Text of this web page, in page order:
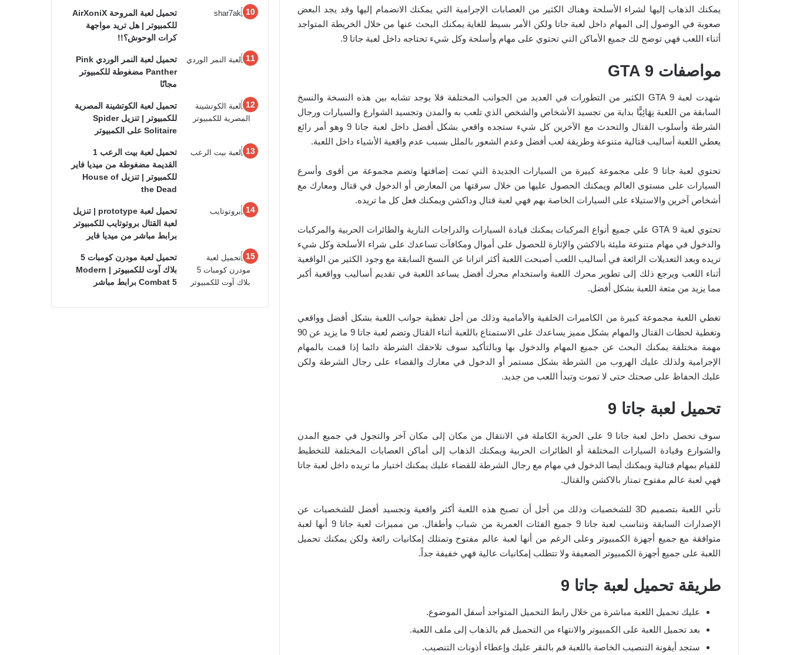
يمكنك الذهاب إليها لشراء الأسلحة وهناك الكثير من العصابات الإجرامية التي يمكنك الانضمام إليها وقد يجد البعض
صعوبة في الوصول إلى المهام داخل لعبة جاتا ولكن الأمر بسيط للغاية يمكنك البحث عنها من خلال الخريطة المتواجد
أثناء اللعب فهي توضح لك جميع الأماكن التي تحتوي على مهام وأسلحة وكل شيء تحتاجه داخل لعبة جاتا 9.
مواصفات GTA 9
شهدت لعبة 9 GTA الكثير من التطورات في العديد من الجوانب المختلفة فلا يوجد تشابه بين هذه النسخة والنسخ
السابقة من اللعبة نِهَائِيًّا بداية من تجسيد الأشخاص والشخص الذي تلعب به والمدن وتجسيد الشوارع والسيارات ورجال
الشرطة وأسلوب القتال والتحدث مع الآخرين كل شيء ستجده واقعي بشكل أفضل داخل لعبة جاتا 9 وهو أمر رائع
يعطي اللعبة أساليب قتالية متنوعة وطريقة لعب أفضل وعدم الشعور بالملل بسبب عدم واقعية الأشياء داخل اللعبة.
تحتوي لعبة جاتا 9 على مجموعة كبيرة من السيارات الجديدة التي تمت إضافتها وتضم مجموعة من أقوى وأسرع
السيارات على مستوى العالم ويمكنك الحصول عليها من خلال سرقتها من المعارض أو الدخول في قتال ومعارك مع
أشخاص آخرين والاستيلاء على السيارات الخاصة بهم فهي لعبة قتال وداكشن ويمكنك فعل كل ما تريده.
تحتوي لعبة 9 GTA علي جميع أنواع المركبات يمكنك قيادة السيارات والدراجات النارية والطائرات الحربية والمركبات
والدخول في مهام متنوعة مليئة بالاكشن والإثارة للحصول على أموال ومكافآت تساعدك على شراء الأسلحة وكل شيء
تريده وبعد التعديلات الرائعة في أساليب اللعب أصبحت اللعبة أكثر اتزانا عن النسخ السابقة مع وجود الكثير من الواقعية
أثناء اللعب ويرجع ذلك إلى تطوير محرك اللعبة واستخدام محرك أفضل يساعد اللعبة في تقديم أساليب وواقعية أكبر
مما يزيد من متعة اللعبة بشكل أفضل.
تغطي اللعبة مجموعة كبيرة من الكاميرات الخلفية والأمامية وذلك من أجل تغطية جوانب اللعبة بشكل أفضل وواقعي
وتغطية لحظات القتال والمهام بشكل مميز يساعدك على الاستمتاع باللعبة أثناء القتال وتضم لعبة جاتا 9 ما يزيد عن 90
مهمة مختلفة يمكنك البحث عن جميع المهام والدخول بها وبالتأكيد سوف تلاحقك الشرطة دائما إذا قمت بالمهام
الإجرامية ولذلك عليك الهروب من الشرطة بشكل مستمر أو الدخول في معارك والقضاء على رجال الشرطة ولكن
عليك الحفاظ على صحتك حتى لا تموت وتبدأ اللعب من جديد.
تحميل لعبة جاتا 9
سوف تحصل داخل لعبة جاتا 9 على الحرية الكاملة في الانتقال من مكان إلى مكان آخر والتجول في جميع المدن
والشوارع وقيادة السيارات المختلفة أو الطائرات الحربية ويمكنك الذهاب إلى أماكن العصابات المختلفة للتخطيط
للقيام بمهام قتالية ويمكنك أيضا الدخول في مهام مع رجال الشرطة للقضاء عليك يمكنك اختيار ما تريده داخل لعبة جاتا
فهي لعبة عالم مفتوح تمتاز بالاكشن والقتال.
تأتي اللعبة بتصميم 3D للشخصيات وذلك من أجل أن تصبح هذه اللعبة أكثر واقعية وتجسيد أفضل للشخصيات عن
الإصدارات السابقة وتناسب لعبة جاتا 9 جميع الفئات العمرية من شباب وأطفال. من مميزات لعبة جاتا 9 أنها لعبة
متوافقة مع جميع أجهزة الكمبيوتر وعلى الرغم من أنها لعبة عالم مفتوح وتمتلك إمكانيات رائعة ولكن يمكنك تحميل
اللعبة على جميع أجهزة الكمبيوتر الضعيفة ولا تتطلب إمكانيات عالية فهي خفيفة جداً.
طريقة تحميل لعبة جاتا 9
عليك تحميل اللعبة مباشرة من خلال رابط التحميل المتواجد أسفل الموضوع.
بعد تحميل اللعبة على الكمبيوتر والانتهاء من التحميل قم بالذهاب إلى ملف اللعبة.
ستجد أيقونة التنصيب الخاصة باللعبة قم بالنقر عليك وإعطاء أذونات التنصيب.
تحميل لعبة المروحة AirXoniX
للكمبيوتر | هل تريد مواجهة
كرات الوحوش؟!!
تحميل لعبة النمر الوردي Pink
Panther مضغوطة للكمبيوتر
مجانًا
تحميل لعبة الكوتشينة المصرية
للكمبيوتر | تنزيل Spider
Solitaire على الكمبيوتر
تحميل لعبة بيت الرعب 1
القديمة مضغوطة من ميديا فاير
للكمبيوتر | تنزيل House of
the Dead
تحميل لعبة prototype | تنزيل
لعبة القتال بروتوتايب للكمبيوتر
برابط مباشر من ميديا فاير
تحميل لعبة مودرن كومبات 5
بلاك آوت للكمبيوتر | Modern
Combat 5 برابط مباشر